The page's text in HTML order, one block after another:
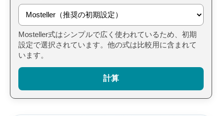
Mosteller式はシンプルで広く使われているため、初期
設定で選択されています。他の式は比較用に含まれて
います。
計算